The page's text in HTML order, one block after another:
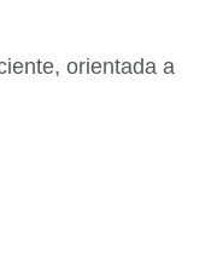
orientada a